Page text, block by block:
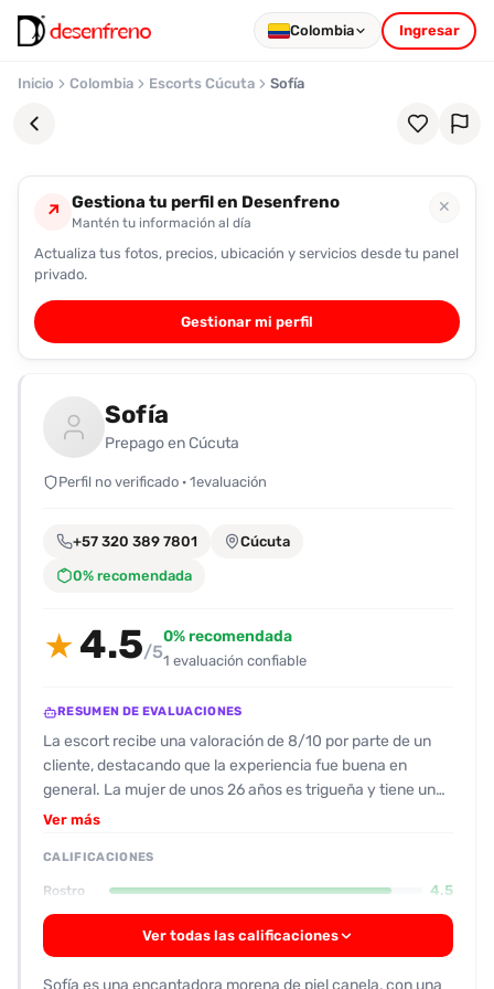
Colombia Ingresar
Inicio Colombia Escorts Cúcuta Sofía
Favoritos
Pronto
podrás
registrarte
guardar
favoritas
para
fácilmente.
↗ Gestiona tu perfil en Desenfreno
Mantén tu información al día
✕
Actualiza tus fotos, precios, ubicación y servicios desde tu panel
privado.
Gestionar mi perfil
Sofía
Prepago en Cúcuta
Perfil no verificado · 1evaluación
+57 320 389 7801 Cúcuta
0% recomendada
★ 4.5/5
0% recomendada
1 evaluación confiable
RESUMEN DE EVALUACIONES
La escort recibe una valoración de 8/10 por parte de un
cliente, destacando que la experiencia fue buena en
general. La mujer de unos 26 años es trigueña y tiene un
cuerpo natural con un trasero grande y pechos pequeños,
la probaron resaltan su habilidad oral, con una lengua que
“trabaja muy bien” y que logra un gran placer en pocos
minutos. La actitud de la escort es sumamente
complaciente: no se distrae con el celular, acepta lo que el
cliente desea y se adapta a sus preferencias sin poner
dudas. Se menciona que no hay complicaciones durante
Ver más
CALIFICACIONES
Rostro 4.5
Ver todas las calificaciones
Sofía es una encantadora morena de piel canela, con una